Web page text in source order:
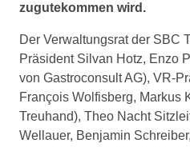
zugutekommen wird.
Der Verwaltungsrat der SBC
Präsident Silvan Hotz, Enzo
von Gastroconsult AG), VR-
François Wolfisberg, Markus
Treuhand), Theo Nacht
Wellauer, Benjamin